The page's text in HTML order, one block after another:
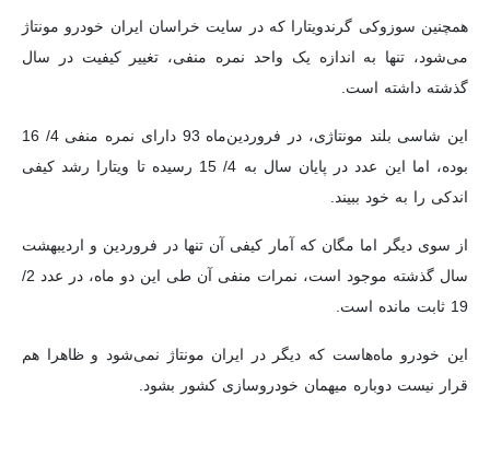
همچنین سوزوکی گرندویتارا که در سایت خراسان ایران خودرو مونتاژ
می‌شود، تنها به اندازه یک واحد نمره منفی، تغییر کیفیت در سال
گذشته داشته است.
این شاسی بلند مونتاژی، در فروردین‌ماه 93 دارای نمره منفی 4/ 16
بوده، اما این عدد در پایان سال به 4/ 15 رسیده تا ویتارا رشد کیفی
اندکی را به خود ببیند.
از سوی دیگر اما مگان که آمار کیفی آن تنها در فروردین و اردیبهشت
سال گذشته موجود است، نمرات منفی آن طی این دو ماه، در عدد 2/
19 ثابت مانده است.
این خودرو ماه‌هاست که دیگر در ایران مونتاژ نمی‌شود و ظاهرا هم
قرار نیست دوباره میهمان خودروسازی کشور بشود.